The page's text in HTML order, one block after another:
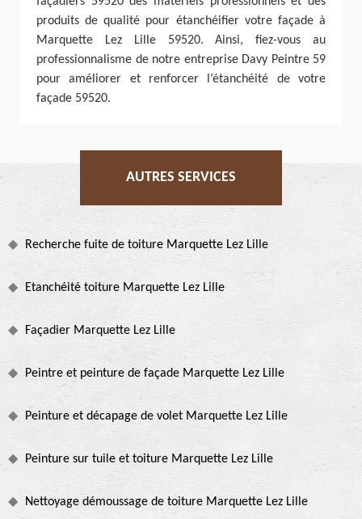
produits de qualité pour étanchéifier votre façade à
Marquette Lez Lille 59520. Ainsi, fiez-vous au
professionnalisme de notre entreprise Davy Peintre 59
pour améliorer et renforcer l’étanchéité de votre
façade 59520.
AUTRES SERVICES
Recherche fuite de toiture Marquette Lez Lille
Etanchéité toiture Marquette Lez Lille
Façadier Marquette Lez Lille
Peintre et peinture de façade Marquette Lez Lille
Peinture et décapage de volet Marquette Lez Lille
Peinture sur tuile et toiture Marquette Lez Lille
Nettoyage démoussage de toiture Marquette Lez Lille